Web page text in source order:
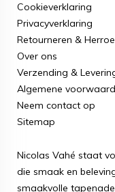
Cookieverklaring
Privacyverklaring
Retourneren &
Over ons
Verzending &
Algemene
Neem contact op
Sitemap
Nicolas Vahé staat
die smaak en
smaakvolle